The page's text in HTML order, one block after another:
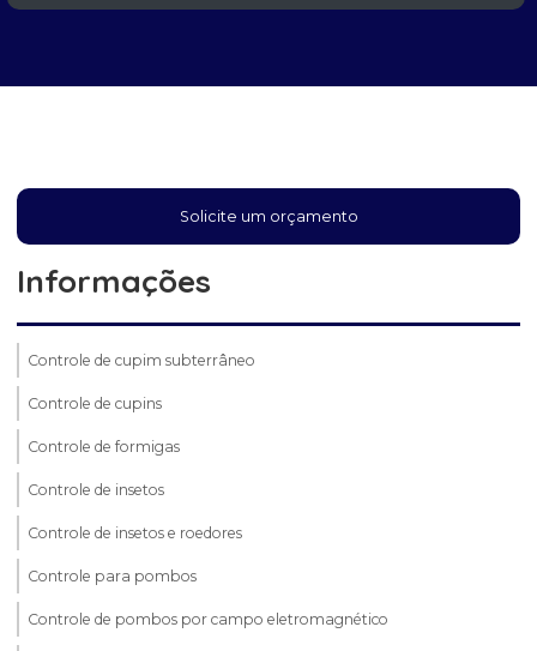
Solicite um orçamento
Informações
Controle de cupim subterrâneo
Controle de cupins
Controle de formigas
Controle de insetos
Controle de insetos e roedores
Controle para pombos
Controle de pombos por campo eletromagnético